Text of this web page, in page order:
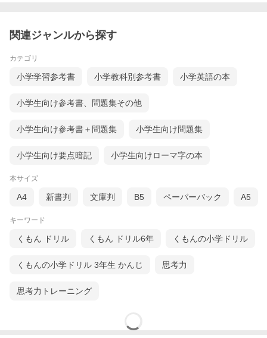
関連ジャンルから探す
カテゴリ
小学学習参考書 小学教科別参考書 小学英語の本
小学生向け参考書、問題集その他
小学生向け参考書＋問題集 小学生向け問題集
小学生向け要点暗記 小学生向けローマ字の本
本サイズ
A4 新書判 文庫判 B5 ペーパーバック A5
キーワード
くもん ドリル くもん ドリル6年 くもんの小学ドリル
くもんの小学ドリル 3年生 かんじ 思考力
思考力トレーニング